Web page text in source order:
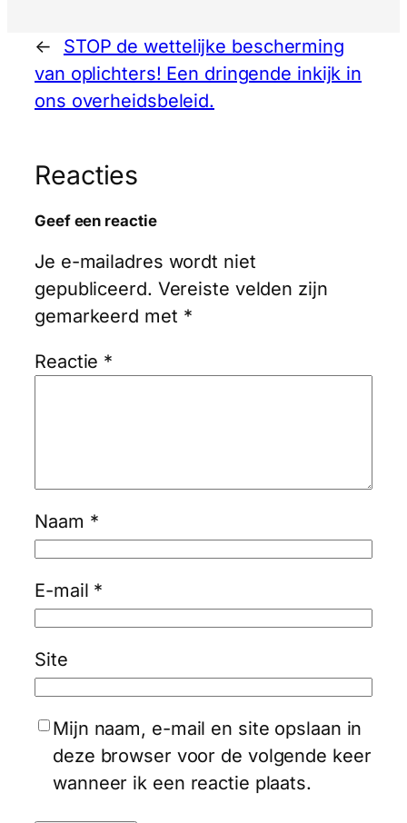
←
STOP de wettelijke bescherming
van oplichters! Een dringende inkijk in
ons overheidsbeleid.
Reacties
Geef een reactie
Je e-mailadres wordt niet
gepubliceerd. Vereiste velden zijn
gemarkeerd met *
Reactie *
Naam *
E-mail *
Site
Mijn naam, e-mail en site opslaan in
deze browser voor de volgende keer
wanneer ik een reactie plaats.